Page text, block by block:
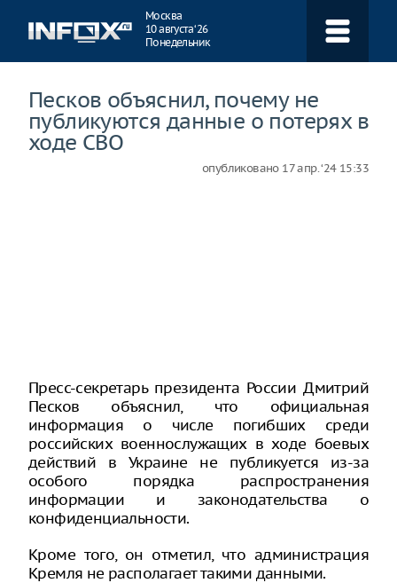
Москва
10 августа ‘26
Понедельник
Песков объяснил, почему не
публикуются данные о потерях в
ходе СВО
опубликовано 17 апр. ‘24 15:33
Пресс-секретарь президента России Дмитрий
Песков объяснил, что официальная
информация о числе погибших среди
российских военнослужащих в ходе боевых
действий в Украине не публикуется из-за
особого порядка распространения
информации и законодательства о
конфиденциальности.
Кроме того, он отметил, что администрация
Кремля не располагает такими данными.